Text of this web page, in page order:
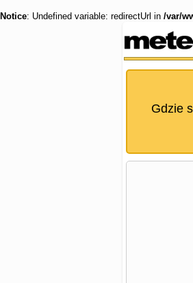
Notice: Undefined variable: redirectUrl in /var/
Gdzie